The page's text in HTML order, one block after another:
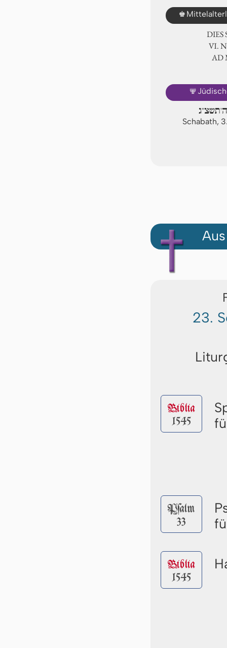
♚
DIES
Ⅵ.
🕎
Schabath,
23.
Biblia
1545
Pſalm
33
Biblia
1545